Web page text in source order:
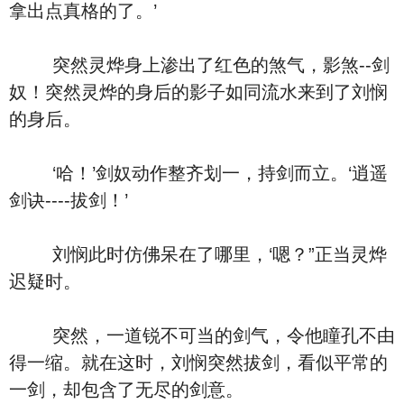
拿出点真格的了。’
突然灵烨身上渗出了红色的煞气，影煞--剑
奴！突然灵烨的身后的影子如同流水来到了刘悯
的身后。
‘哈！’剑奴动作整齐划一，持剑而立。‘逍遥
剑诀----拔剑！’
刘悯此时仿佛呆在了哪里，‘嗯？”正当灵烨
迟疑时。
突然，一道锐不可当的剑气，令他瞳孔不由
得一缩。就在这时，刘悯突然拔剑，看似平常的
一剑，却包含了无尽的剑意。